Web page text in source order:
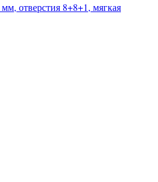
отверстия 8+8+1, мягкая